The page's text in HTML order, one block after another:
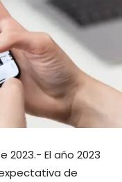
2023.- El año 2023
de